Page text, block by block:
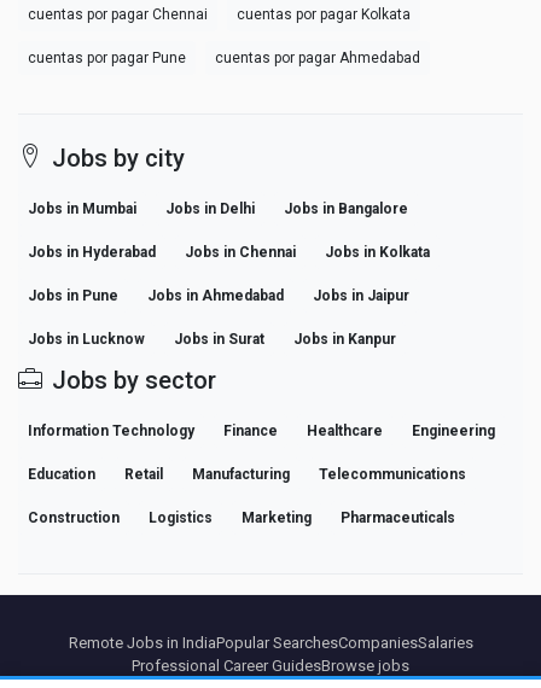
cuentas por pagar Chennai cuentas por pagar Kolkata
cuentas por pagar Pune cuentas por pagar Ahmedabad
Jobs by city
Jobs in Mumbai Jobs in Delhi Jobs in Bangalore
Jobs in Hyderabad Jobs in Chennai Jobs in Kolkata
Jobs in Pune Jobs in Ahmedabad Jobs in Jaipur
Jobs in Lucknow Jobs in Surat Jobs in Kanpur
Jobs by sector
Information Technology Finance Healthcare Engineering
Education Retail Manufacturing Telecommunications
Construction Logistics Marketing Pharmaceuticals
Remote Jobs in IndiaPopular SearchesCompaniesSalaries
Professional Career GuidesBrowse jobs